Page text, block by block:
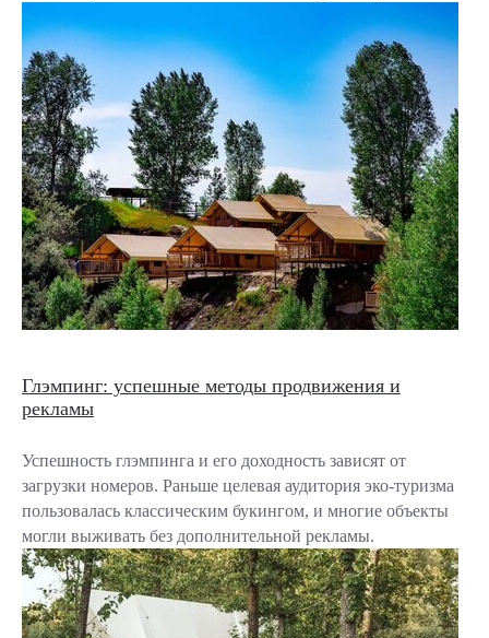
Глэмпинг: успешные методы продвижения и
рекламы
Успешность глэмпинга и его доходность зависят от
загрузки номеров. Раньше целевая аудитория эко-туризма
пользовалась классическим букингом, и многие объекты
могли выживать без дополнительной рекламы.